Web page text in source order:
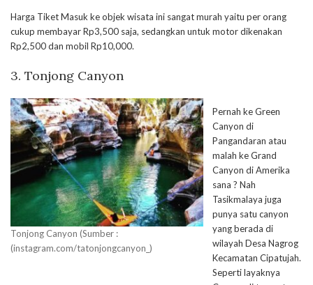
Harga Tiket Masuk ke objek wisata ini sangat murah yaitu per orang
cukup membayar Rp3,500 saja, sedangkan untuk motor dikenakan
Rp2,500 dan mobil Rp10,000.
3. Tonjong Canyon
Tonjong Canyon (Sumber :
(instagram.com/tatonjongcanyon_)
Pernah ke Green
Canyon di
Pangandaran atau
malah ke Grand
Canyon di Amerika
sana ? Nah
Tasikmalaya juga
punya satu canyon
yang berada di
wilayah Desa Nagrog
Kecamatan Cipatujah.
Seperti layaknya